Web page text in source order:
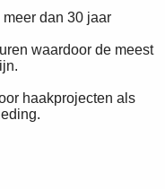
dan 30 jaar
waardoor de meest
haakprojecten als